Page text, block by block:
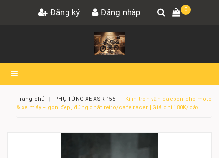
Đăng ký Đăng nhập 0
Trang chủ PHỤ TÙNG XE XSR 155
Kính tròn vân cacbon cho moto
& xe máy – gọn đẹp, đúng chất retro/cafe racer | Giá chỉ 180K/cây